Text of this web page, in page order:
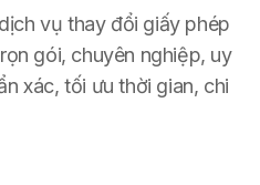
vụ thay đổi giấy phép
gói, chuyên nghiệp, uy
xác, tối ưu thời gian, chi